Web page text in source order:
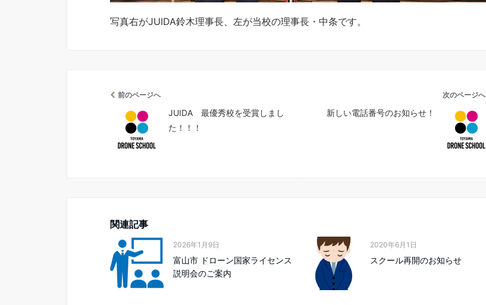
写真右がJUIDA鈴木理事長、左が当校の理事長・中条です。
前のページへ
JUIDA 最優秀校を受賞しまし
た！！！
次のページへ
新しい電話番号のお知らせ！
関連記事
2026年1月9日
富山市 ドローン国家ライセンス
説明会のご案内
2020年6月1日
スクール再開のお知らせ